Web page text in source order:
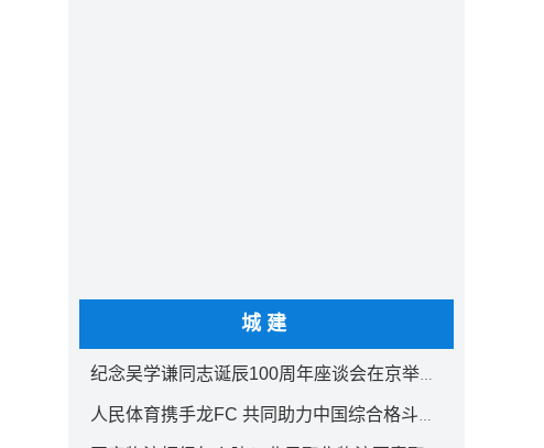
城建
纪念吴学谦同志诞辰100周年座谈会在京举行 汪洋出席
人民体育携手龙FC 共同助力中国综合格斗事业发展